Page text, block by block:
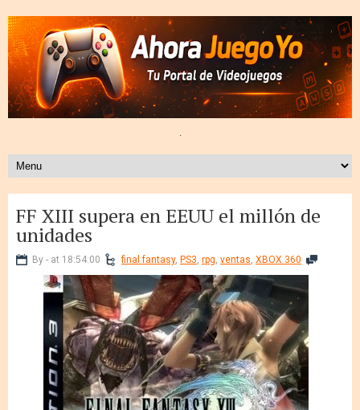
.
FF XIII supera en EEUU el millón de
unidades
By - at 18:54:00 final fantasy, PS3, rpg, ventas, XBOX 360